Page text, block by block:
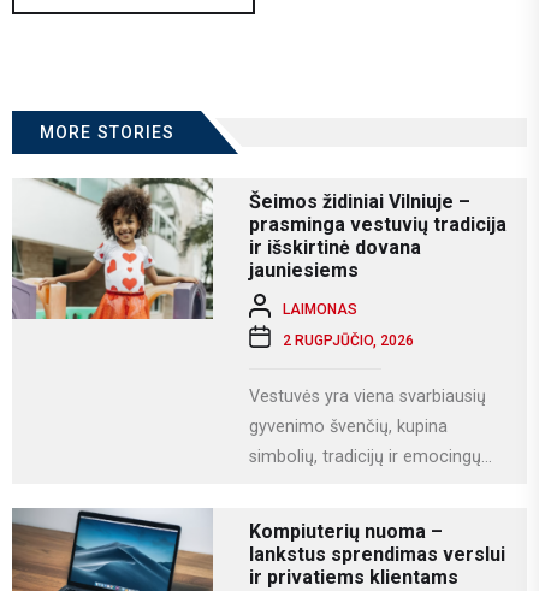
MORE STORIES
Šeimos židiniai Vilniuje –
prasminga vestuvių tradicija
ir išskirtinė dovana
jauniesiems
LAIMONAS
2 RUGPJŪČIO, 2026
Vestuvės yra viena svarbiausių
gyvenimo švenčių, kupina
simbolių, tradicijų ir emocingų
vestuvių...
Kompiuterių nuoma –
lankstus sprendimas verslui
ir privatiems klientams